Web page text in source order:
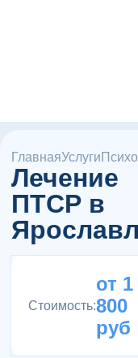
ГлавнаяУслуги
Лечение
ПТСР в
Стоимость:
от 1
800
руб